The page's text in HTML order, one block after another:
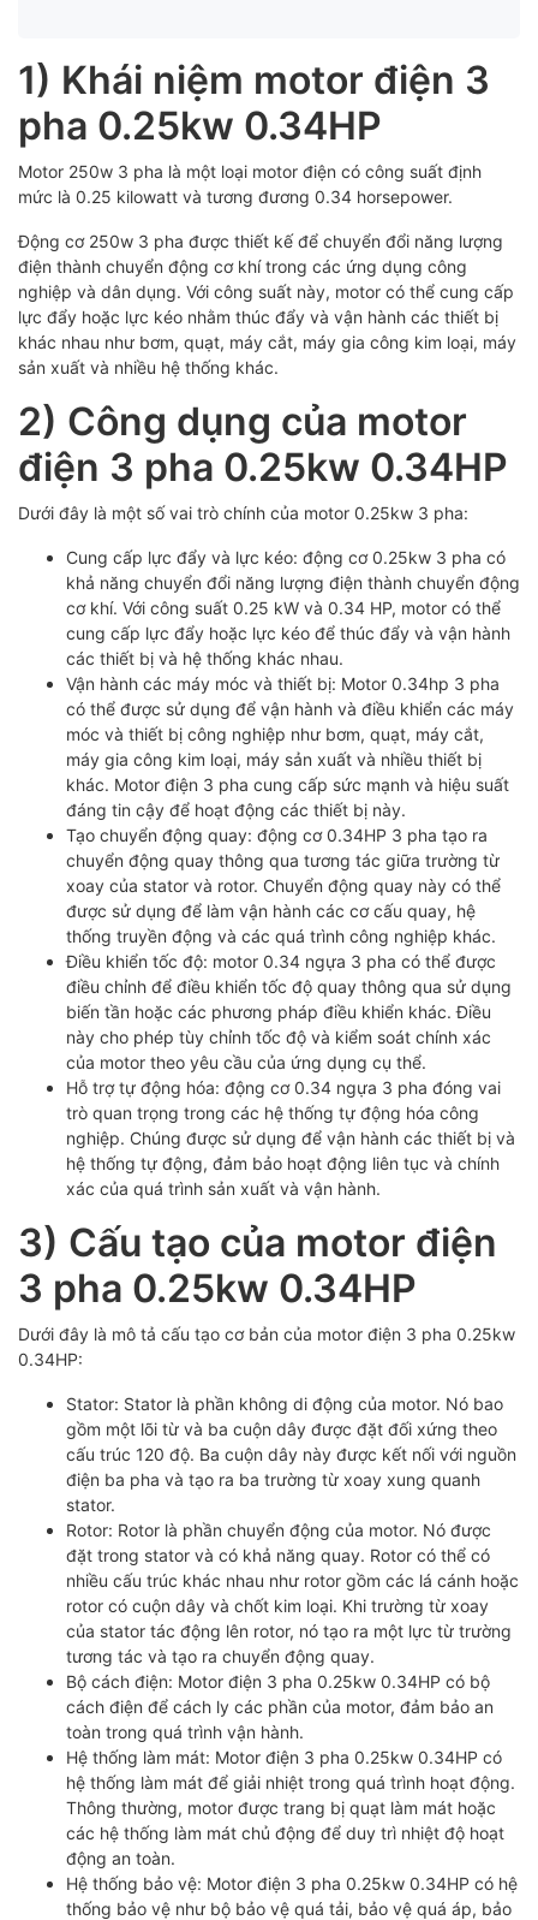
1) Khái niệm motor điện 3
pha 0.25kw 0.34HP
Motor 250w 3 pha là một loại motor điện có công suất định
mức là 0.25 kilowatt và tương đương 0.34 horsepower.
Động cơ 250w 3 pha được thiết kế để chuyển đổi năng lượng
điện thành chuyển động cơ khí trong các ứng dụng công
nghiệp và dân dụng. Với công suất này, motor có thể cung cấp
lực đẩy hoặc lực kéo nhằm thúc đẩy và vận hành các thiết bị
khác nhau như bơm, quạt, máy cắt, máy gia công kim loại, máy
sản xuất và nhiều hệ thống khác.
2) Công dụng của motor
điện 3 pha 0.25kw 0.34HP
Dưới đây là một số vai trò chính của motor 0.25kw 3 pha:
Cung cấp lực đẩy và lực kéo: động cơ 0.25kw 3 pha có
khả năng chuyển đổi năng lượng điện thành chuyển động
cơ khí. Với công suất 0.25 kW và 0.34 HP, motor có thể
cung cấp lực đẩy hoặc lực kéo để thúc đẩy và vận hành
các thiết bị và hệ thống khác nhau.
Vận hành các máy móc và thiết bị: Motor 0.34hp 3 pha
có thể được sử dụng để vận hành và điều khiển các máy
móc và thiết bị công nghiệp như bơm, quạt, máy cắt,
máy gia công kim loại, máy sản xuất và nhiều thiết bị
khác. Motor điện 3 pha cung cấp sức mạnh và hiệu suất
đáng tin cậy để hoạt động các thiết bị này.
Tạo chuyển động quay: động cơ 0.34HP 3 pha tạo ra
chuyển động quay thông qua tương tác giữa trường từ
xoay của stator và rotor. Chuyển động quay này có thể
được sử dụng để làm vận hành các cơ cấu quay, hệ
thống truyền động và các quá trình công nghiệp khác.
Điều khiển tốc độ: motor 0.34 ngựa 3 pha có thể được
điều chỉnh để điều khiển tốc độ quay thông qua sử dụng
biến tần hoặc các phương pháp điều khiển khác. Điều
này cho phép tùy chỉnh tốc độ và kiểm soát chính xác
của motor theo yêu cầu của ứng dụng cụ thể.
Hỗ trợ tự động hóa: động cơ 0.34 ngựa 3 pha đóng vai
trò quan trọng trong các hệ thống tự động hóa công
nghiệp. Chúng được sử dụng để vận hành các thiết bị và
hệ thống tự động, đảm bảo hoạt động liên tục và chính
xác của quá trình sản xuất và vận hành.
3) Cấu tạo của motor điện
3 pha 0.25kw 0.34HP
Dưới đây là mô tả cấu tạo cơ bản của motor điện 3 pha 0.25kw
0.34HP:
Stator: Stator là phần không di động của motor. Nó bao
gồm một lõi từ và ba cuộn dây được đặt đối xứng theo
cấu trúc 120 độ. Ba cuộn dây này được kết nối với nguồn
điện ba pha và tạo ra ba trường từ xoay xung quanh
stator.
Rotor: Rotor là phần chuyển động của motor. Nó được
đặt trong stator và có khả năng quay. Rotor có thể có
nhiều cấu trúc khác nhau như rotor gồm các lá cánh hoặc
rotor có cuộn dây và chốt kim loại. Khi trường từ xoay
của stator tác động lên rotor, nó tạo ra một lực từ trường
tương tác và tạo ra chuyển động quay.
Bộ cách điện: Motor điện 3 pha 0.25kw 0.34HP có bộ
cách điện để cách ly các phần của motor, đảm bảo an
toàn trong quá trình vận hành.
Hệ thống làm mát: Motor điện 3 pha 0.25kw 0.34HP có
hệ thống làm mát để giải nhiệt trong quá trình hoạt động.
Thông thường, motor được trang bị quạt làm mát hoặc
các hệ thống làm mát chủ động để duy trì nhiệt độ hoạt
động an toàn.
Hệ thống bảo vệ: Motor điện 3 pha 0.25kw 0.34HP có hệ
thống bảo vệ như bộ bảo vệ quá tải, bảo vệ quá áp, bảo